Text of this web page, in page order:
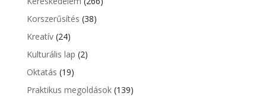
Korszerűsítés (38)
Kreatív(24)
Kulturális lap (2)
Oktatás (19)
Praktikus megoldások(139)